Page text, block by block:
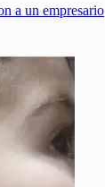
a un empresario